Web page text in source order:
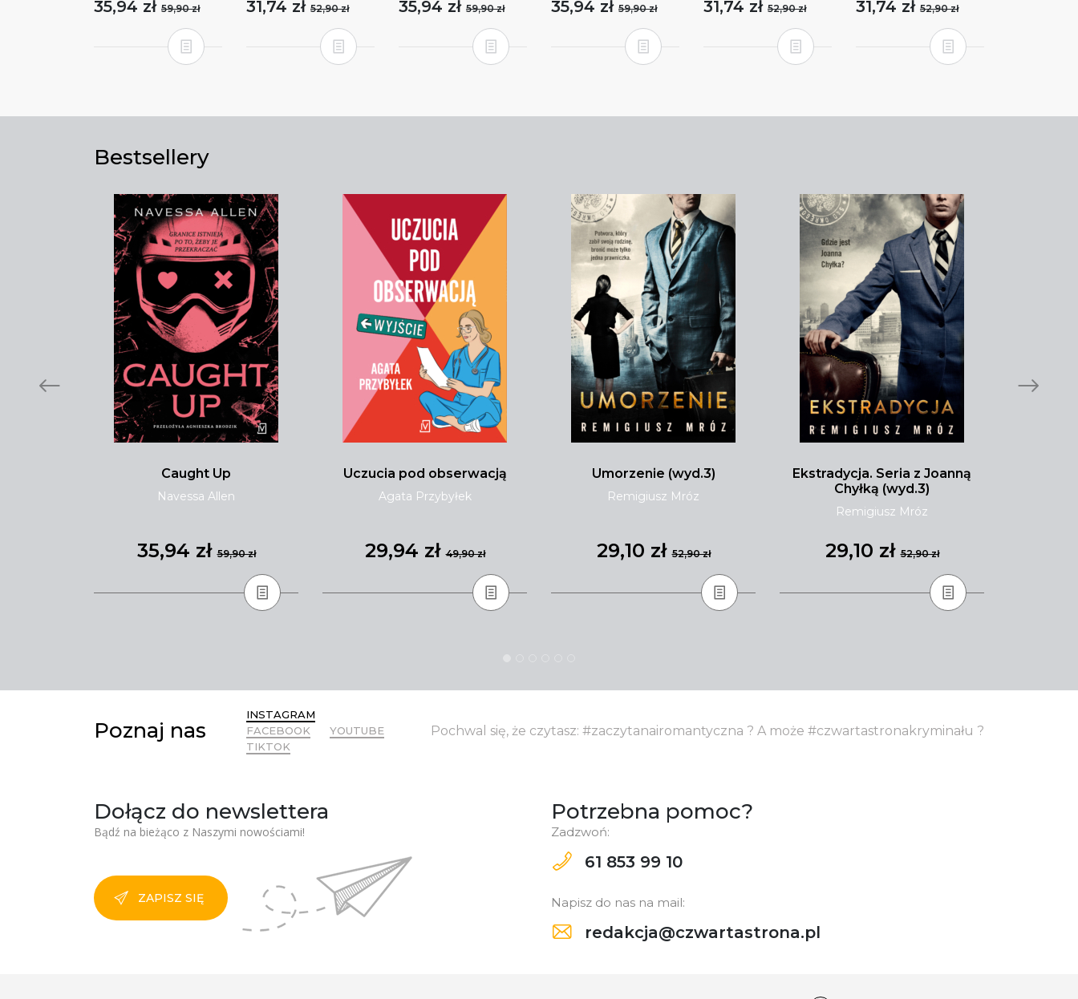
35,94 zł 59,90 zł 31,74 zł 52,90 zł 35,94 zł 59,90 zł 35,94 zł 59,90 zł 31,74 zł 52,90 zł 31,74 zł 52,90 zł
Bestsellery
Caught Up
Navessa Allen
35,94 zł59,90 zł
Uczucia pod obserwacją
Agata Przybyłek
29,94 zł49,90 zł
Umorzenie (wyd.3)
Remigiusz Mróz
29,10 zł52,90 zł
Ekstradycja. Seria z Joanną
Chyłką (wyd.3)
Remigiusz Mróz
29,10 zł52,90 zł
Poznaj nas
INSTAGRAM
FACEBOOK
YOUTUBE
TIKTOK
Pochwal się, że czytasz: #zaczytanairomantyczna ? A może #czwartastronakryminału ?
Dołącz do newslettera
Bądź na bieżąco z Naszymi nowościami!
ZAPISZ SIĘ
Potrzebna pomoc?
Zadzwoń:
61 853 99 10
Napisz do nas na mail:
redakcja@czwartastrona.pl